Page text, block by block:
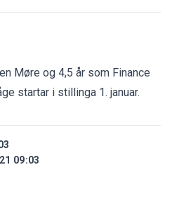
Møre og 4,5 år som Finance
startar i stillinga 1. januar.
09:03